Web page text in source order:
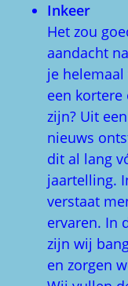
Inkeer
Het zou
aandacht
je
een
zijn? Uit
nieuws
dit al lang
jaartelling.
verstaat
ervaren. In
zijn wij
en zorgen